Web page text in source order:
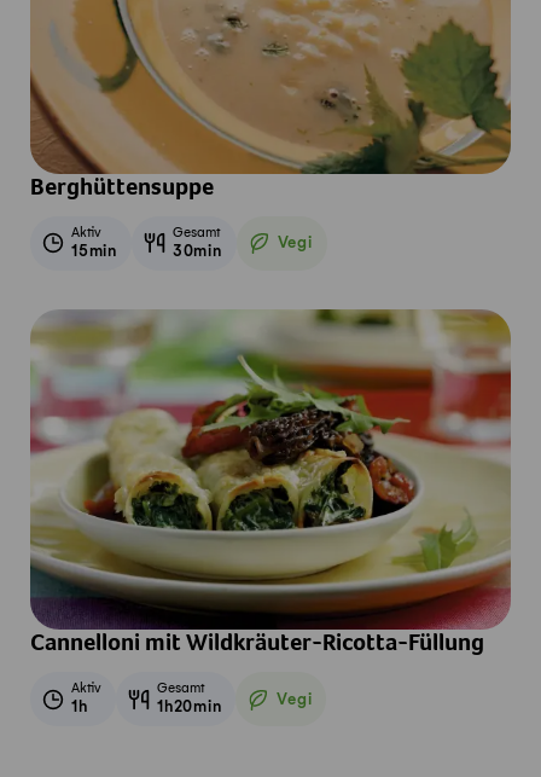
Berghüttensuppe
Aktiv
15min
Gesamt
30min Vegi
Vegetarisch
Cannelloni mit Wildkräuter-Ricotta-Füllung
Aktiv
1h
Gesamt
1h20min Vegi
Vegetarisch